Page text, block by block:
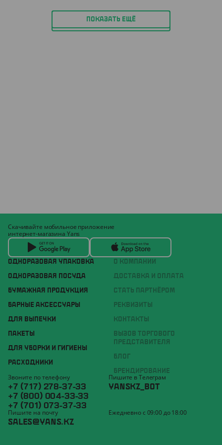
ПОКАЗАТЬ ЕЩЁ
ОДНОРАЗОВАЯ УПАКОВКА
ОДНОРАЗОВАЯ ПОСУДА
БУМАЖНАЯ ПРОДУКЦИЯ
БАРНЫЕ АКСЕССУАРЫ
ДЛЯ ВЫПЕЧКИ
ПАКЕТЫ
ДЛЯ УБОРКИ И ГИГИЕНЫ
РАСХОДНИКИ
О КОМПАНИИ
ДОСТАВКА И ОПЛАТА
СТАТЬ ПАРТНЁРОМ
РЕКВИЗИТЫ
КОНТАКТЫ
ВЫЗОВ ТОРГОВОГО
ПРЕДСТАВИТЕЛЯ
БЛОГ
БРЕНДИРОВАНИЕ
Скачивайте мобильное приложение
интернет-магазина Yans
Звоните по телефону
+7 (717) 278-37-33
+7 (800) 004-33-33
+7 (701) 073-37-33
Пишите в Телеграм
YANSKZ_BOT
Пишите на почту
SALES@YANS.KZ
Ежедневно с 09:00 до 18:00